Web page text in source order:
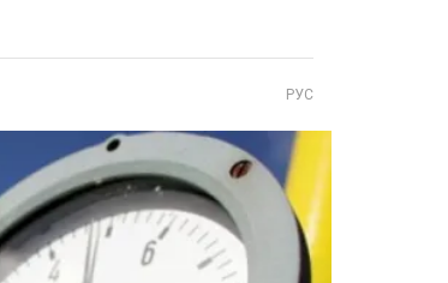
РУС